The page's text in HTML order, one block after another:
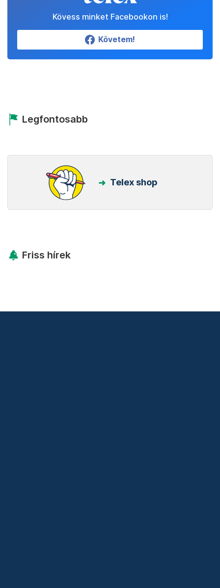
Kövess minket Facebookon is!
Követem!
Legfontosabb
Telex shop
Friss hírek